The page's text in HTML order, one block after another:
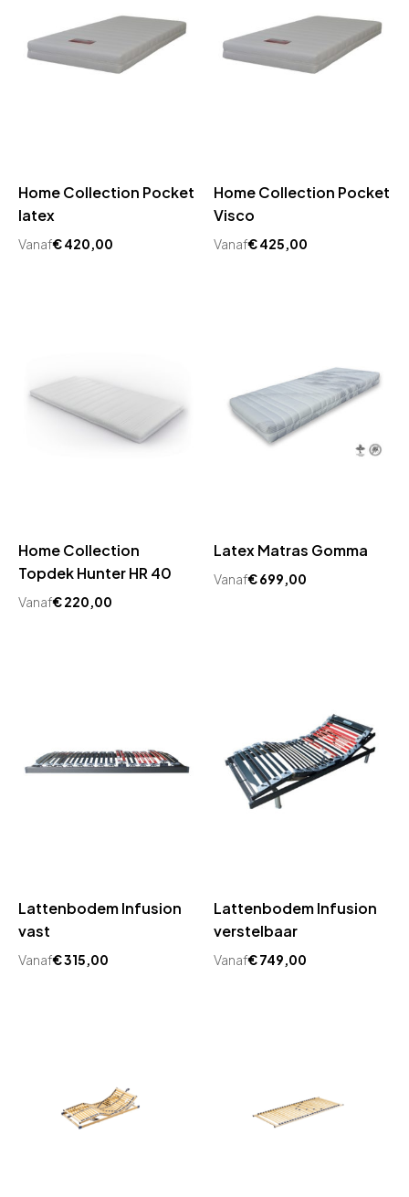
Home Collection Pocket
latex
Vanaf€420,00
Home Collection Pocket
Visco
Vanaf€425,00
Home Collection
Topdek Hunter HR 40
Vanaf€220,00
Latex Matras Gomma
Vanaf€699,00
Lattenbodem Infusion
vast
Vanaf€315,00
Lattenbodem Infusion
verstelbaar
Vanaf€749,00